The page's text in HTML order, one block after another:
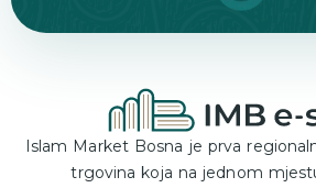
Islam Market Bosna je prva
trgovina koja na jednom